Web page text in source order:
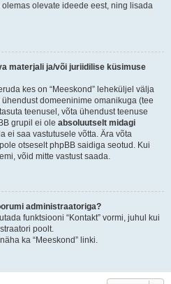
olevate ideede eest, ning lisada
materjali ja/või juriidilise küsimuse
kes on “Meeskond” leheküljel välja
domeeninime omanikuga (tee
teenusel, võta ühendust teenuse
grupil ei ole absoluutselt midagi
ei saa vastutusele võtta. Ära võta
otseselt phpBB saidiga seotud. Kui
võid mitte vastust saada.
administraatoriga?
funktsiooni “Kontakt” vormi, juhul kui
poolt.
ka “Meeskond” linki.